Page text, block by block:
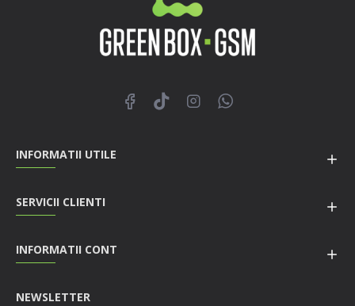
INFORMATII UTILE
SERVICII CLIENTI
INFORMATII CONT
NEWSLETTER